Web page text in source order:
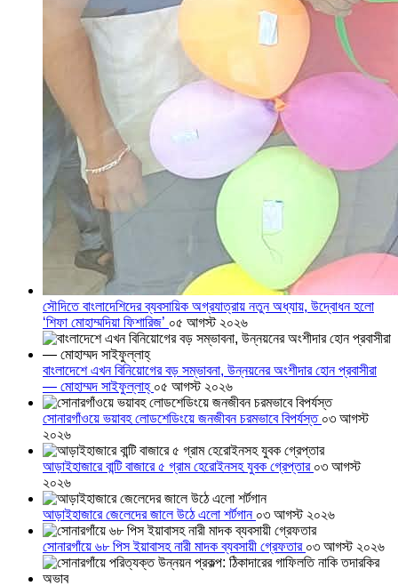
সৌদিতে বাংলাদেশিদের ব্যবসায়িক অগ্রযাত্রায় নতুন অধ্যায়, উদ্বোধন হলো
‘শিফা মোহাম্মদিয়া ফিশারিজ’ ০৫ আগস্ট ২০২৬
বাংলাদেশে এখন বিনিয়োগের বড় সম্ভাবনা, উন্নয়নের অংশীদার হোন প্রবাসীরা
— মোহাম্মদ সাইফুল্লাহ্ ০৫ আগস্ট ২০২৬
সোনারগাঁওয়ে ভয়াবহ লোডশেডিংয়ে জনজীবন চরমভাবে বিপর্যস্ত ০৩ আগস্ট
২০২৬
আড়াইহাজারে বান্টি বাজারে ৫ গ্রাম হেরোইনসহ যুবক গ্রেপ্তার ০৩ আগস্ট
২০২৬
আড়াইহাজারে জেলেদের জালে উঠে এলো শর্টগান ০৩ আগস্ট ২০২৬
সোনারগাঁয়ে ৬৮ পিস ইয়াবাসহ নারী মাদক ব্যবসায়ী গ্রেফতার ০৩ আগস্ট ২০২৬